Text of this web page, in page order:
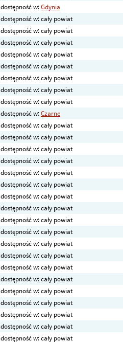
dostępność w:Gdynia
dostępność w: cały powiat
dostępność w: cały powiat
dostępność w: cały powiat
dostępność w: cały powiat
dostępność w: cały powiat
dostępność w: cały powiat
dostępność w: cały powiat
dostępność w: cały powiat
dostępność w:Czarne
dostępność w: cały powiat
dostępność w: cały powiat
dostępność w: cały powiat
dostępność w: cały powiat
dostępność w: cały powiat
dostępność w: cały powiat
dostępność w: cały powiat
dostępność w: cały powiat
dostępność w: cały powiat
dostępność w: cały powiat
dostępność w: cały powiat
dostępność w: cały powiat
dostępność w: cały powiat
dostępność w: cały powiat
dostępność w: cały powiat
dostępność w: cały powiat
dostępność w: cały powiat
dostępność w: cały powiat
dostępność w: cały powiat